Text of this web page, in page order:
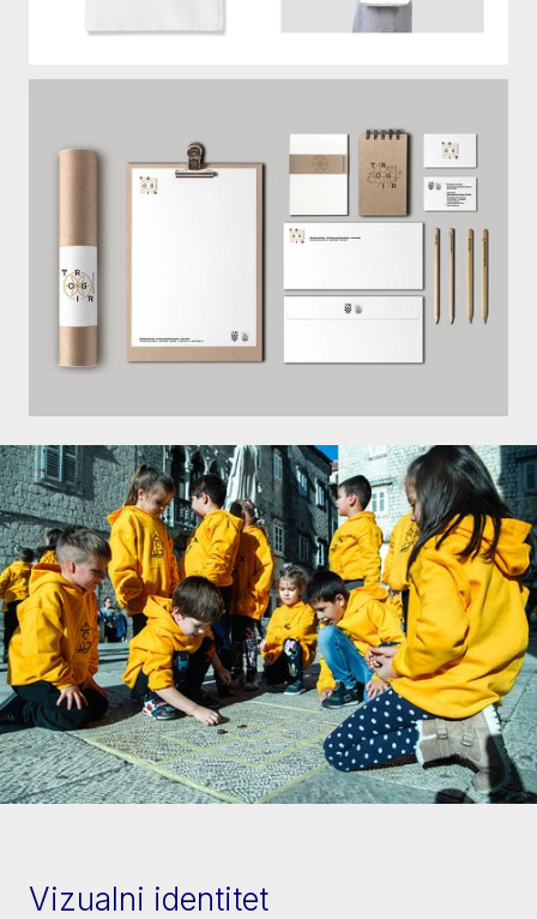
Vizualni identitet